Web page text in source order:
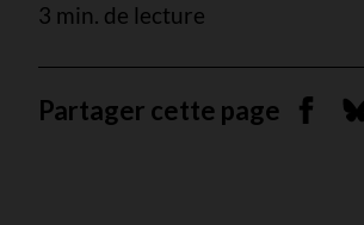
3 min. de lecture
Partager cette page